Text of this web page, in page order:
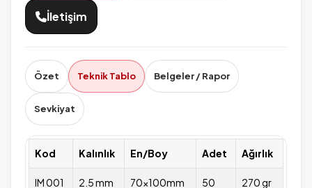
İletişim
Özet Teknik Tablo Belgeler / Rapor
Sevkiyat
Kod Kalınlık En/Boy Adet Ağırlık
IM 001 2.5 mm 70x100mm 50 270 gr